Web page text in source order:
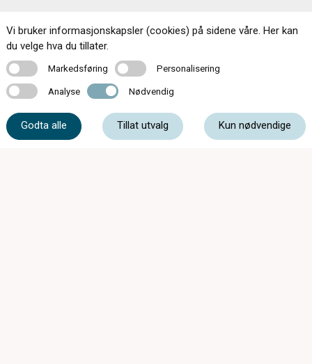
Vi bruker informasjonskapsler (cookies) på sidene våre. Her kan
du velge hva du tillater.
MarkedsføringMarkedsføring PersonaliseringPersonalisering
Analyse Analyse Nødvendig Nødvendig
Godta alle Tillat utvalg Kun nødvendige